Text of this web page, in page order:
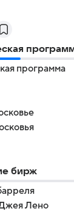
программа
бирж
Лено